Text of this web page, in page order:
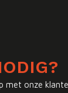
met onze